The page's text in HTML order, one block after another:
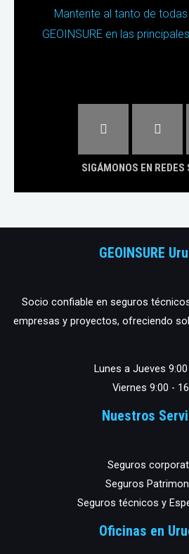
Mantente al tanto de
GEOINSURE en las
a
c
b
o
n
s
a
g
SIGÁMONOS EN REDES
GEOINSURE
Socio confiable en seguros
empresas y proyectos, ofreciendo
Lunes a Jueves
Viernes 9:00 -
Nuestros
Seguros
Seguros
Seguros técnicos y
Oficinas en